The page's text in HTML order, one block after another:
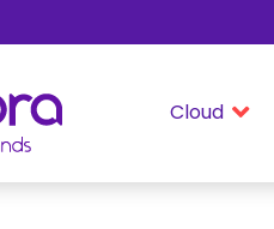

Cloud